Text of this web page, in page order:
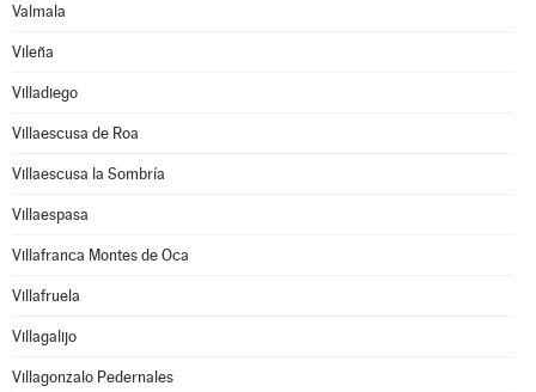
Valmala
Vileña
Villadiego
Villaescusa de Roa
Villaescusa la Sombría
Villaespasa
Villafranca Montes de Oca
Villafruela
Villagalijo
Villagonzalo Pedernales